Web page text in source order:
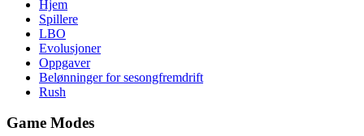
Hjem
Spillere
LBO
Evolusjoner
Oppgaver
Belønninger for sesongfremdrift
Rush
Game Modes